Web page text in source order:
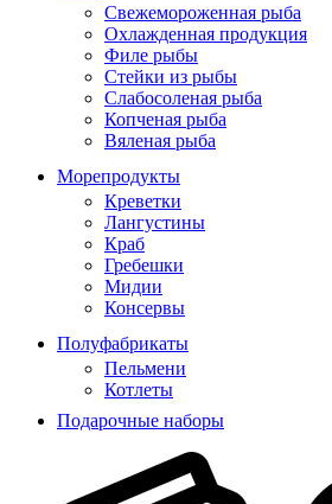
Свежемороженная рыба
Охлажденная продукция
Филе рыбы
Стейки из рыбы
Слабосоленая рыба
Копченая рыба
Вяленая рыба
Морепродукты
Креветки
Лангустины
Краб
Гребешки
Мидии
Консервы
Полуфабрикаты
Пельмени
Котлеты
Подарочные наборы